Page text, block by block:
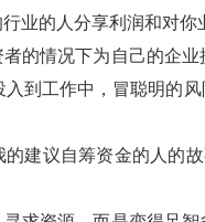
业的人分享利润和对你
的情况下为自己的企
入到工作中，冒聪明的
建议自筹资金的人的